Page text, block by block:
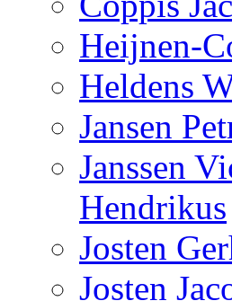
Heijnen-
Heldens
Jansen
Janssen
Hendrikus
Josten
Josten